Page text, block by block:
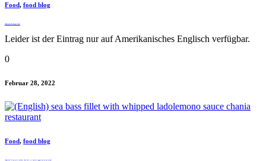
Food, food blog
Leider ist der Eintrag nur auf Amerikanisches Englisch verfügbar.
0
Februar 28, 2022
Food, food blog